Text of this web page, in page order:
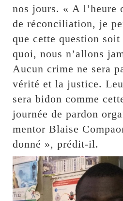
nos jours. « A l’heure
de réconciliation, je
que cette question soit
quoi, nous n’allons
Aucun crime ne sera
vérité et la justice.
sera bidon comme
journée de pardon
mentor Blaise
donné », prédit-il.